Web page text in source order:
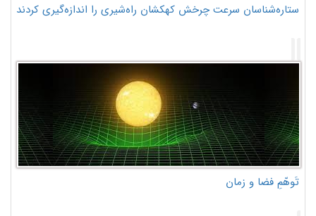
ستاره‌شناسان سرعت چرخش کهکشان راه‌شیری را اندازه‌گیری کردند
تَوهّمِ فضا و زمان